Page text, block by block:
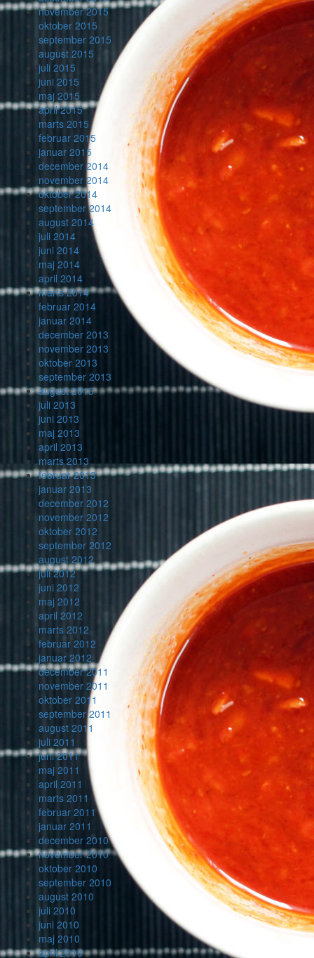
november 2015
oktober 2015
september 2015
august 2015
juli 2015
juni 2015
maj 2015
april 2015
marts 2015
februar 2015
januar 2015
december 2014
november 2014
oktober 2014
september 2014
august 2014
juli 2014
juni 2014
maj 2014
april 2014
marts 2014
februar 2014
januar 2014
december 2013
november 2013
oktober 2013
september 2013
august 2013
juli 2013
juni 2013
maj 2013
april 2013
marts 2013
februar 2013
januar 2013
december 2012
november 2012
oktober 2012
september 2012
august 2012
juli 2012
juni 2012
maj 2012
april 2012
marts 2012
februar 2012
januar 2012
december 2011
november 2011
oktober 2011
september 2011
august 2011
juli 2011
juni 2011
maj 2011
april 2011
marts 2011
februar 2011
januar 2011
december 2010
november 2010
oktober 2010
september 2010
august 2010
juli 2010
juni 2010
maj 2010
april 2010